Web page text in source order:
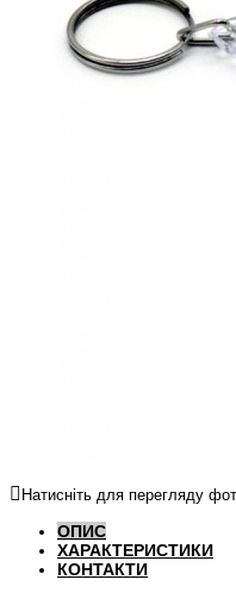
Натисніть для перегляду
ОПИС
ХАРАКТЕРИСТИКИ
КОНТАКТИ